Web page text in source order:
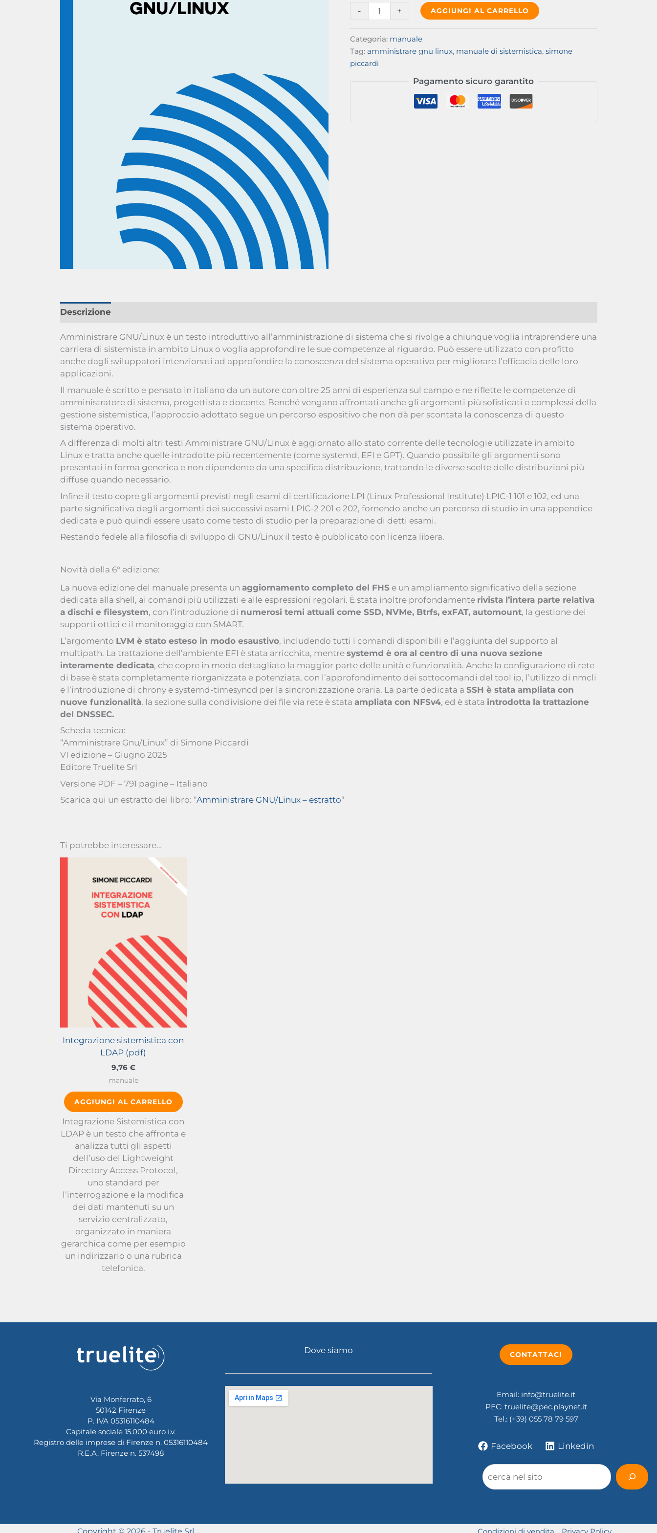
-
Amministrare
GNU/Linux
quantità
+ AGGIUNGI AL CARRELLO
Categoria: manuale
Tag: amministrare gnu linux, manuale di sistemistica, simone
piccardi
Pagamento sicuro garantito
Descrizione
Amministrare GNU/Linux è un testo introduttivo all’amministrazione di sistema che si rivolge a chiunque voglia intraprendere una
carriera di sistemista in ambito Linux o voglia approfondire le sue competenze al riguardo. Può essere utilizzato con profitto
anche dagli sviluppatori intenzionati ad approfondire la conoscenza del sistema operativo per migliorare l’efficacia delle loro
applicazioni.
Il manuale è scritto e pensato in italiano da un autore con oltre 25 anni di esperienza sul campo e ne riflette le competenze di
amministratore di sistema, progettista e docente. Benché vengano affrontati anche gli argomenti più sofisticati e complessi della
gestione sistemistica, l’approccio adottato segue un percorso espositivo che non dà per scontata la conoscenza di questo
sistema operativo.
A differenza di molti altri testi Amministrare GNU/Linux è aggiornato allo stato corrente delle tecnologie utilizzate in ambito
Linux e tratta anche quelle introdotte più recentemente (come systemd, EFI e GPT). Quando possibile gli argomenti sono
presentati in forma generica e non dipendente da una specifica distribuzione, trattando le diverse scelte delle distribuzioni più
diffuse quando necessario.
Infine il testo copre gli argomenti previsti negli esami di certificazione LPI (Linux Professional Institute) LPIC-1 101 e 102, ed una
parte significativa degli argomenti dei successivi esami LPIC-2 201 e 202, fornendo anche un percorso di studio in una appendice
dedicata e può quindi essere usato come testo di studio per la preparazione di detti esami.
Restando fedele alla filosofia di sviluppo di GNU/Linux il testo è pubblicato con licenza libera.
Novità della 6° edizione:
La nuova edizione del manuale presenta un aggiornamento completo del FHSe un ampliamento significativo della sezione
dedicata alla shell, ai comandi più utilizzati e alle espressioni regolari. È stata inoltre profondamente rivista l’intera parte relativa
a dischi e filesystem, con l’introduzione di numerosi temi attuali come SSD, NVMe, Btrfs, exFAT, automount, la gestione dei
supporti ottici e il monitoraggio con SMART.
L’argomento LVM è stato esteso in modo esaustivo, includendo tutti i comandi disponibili e l’aggiunta del supporto al
multipath. La trattazione dell’ambiente EFI è stata arricchita, mentre systemd è ora al centro di una nuova sezione
interamente dedicata, che copre in modo dettagliato la maggior parte delle unità e funzionalità. Anche la configurazione di rete
di base è stata completamente riorganizzata e potenziata, con l’approfondimento dei sottocomandi del tool ip, l’utilizzo di nmcli
e l’introduzione di chrony e systemd-timesyncd per la sincronizzazione oraria. La parte dedicata a SSH è stata ampliata con
nuove funzionalità, la sezione sulla condivisione dei file via rete è stata ampliata con NFSv4, ed è stata introdotta la trattazione
del DNSSEC.
Scheda tecnica:
“Amministrare Gnu/Linux” di Simone Piccardi
VI edizione – Giugno 2025
Editore Truelite Srl
Versione PDF – 791 pagine – Italiano
Scarica qui un estratto del libro: “Amministrare GNU/Linux – estratto“
Ti potrebbe interessare…
Integrazione sistemistica con
LDAP (pdf)
9,76 €
manuale
AGGIUNGI AL CARRELLO
Integrazione Sistemistica con
LDAP è un testo che affronta e
analizza tutti gli aspetti
dell’uso del Lightweight
Directory Access Protocol,
uno standard per
l’interrogazione e la modifica
dei dati mantenuti su un
servizio centralizzato,
organizzato in maniera
gerarchica come per esempio
un indirizzario o una rubrica
telefonica.
Via Monferrato, 6
50142 Firenze
P. IVA 05316110484
Capitale sociale 15.000 euro i.v.
Registro delle imprese di Firenze n. 05316110484
R.E.A. Firenze n. 537498
Dove siamo CONTATTACI
Email: info@truelite.it
PEC: truelite@pec.playnet.it
Tel.: (+39) 055 78 79 597
Facebook Linkedin